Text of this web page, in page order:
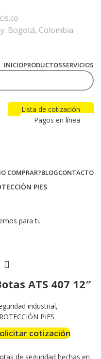
Bogotá, Colombia
INICIOPRODUCTOSSERVICIOS
Lista de cotización
Pagos en línea
COMPRAR?BLOGCONTACTO
para ti.
PIES
ATS 407 12″
industrial,
PIES
cotización
de seguridad hechas en